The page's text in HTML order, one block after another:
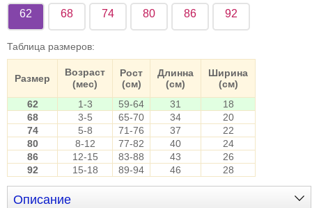
62 68 74 80 86 92
Таблица размеров:
Размер
Возраст
(мес)
Рост
(см)
Длинна
(см)
Ширина
(см)
62
1-3 59-64 31
18
68
3-5 65-70 34
20
74
5-8 71-76 37
22
80
8-12 77-82 40
24
86
12-15 83-88 43
26
92
15-18 89-94 46 28
Описание